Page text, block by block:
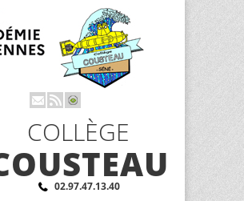
COLLÈGE
02.97.47.13.40